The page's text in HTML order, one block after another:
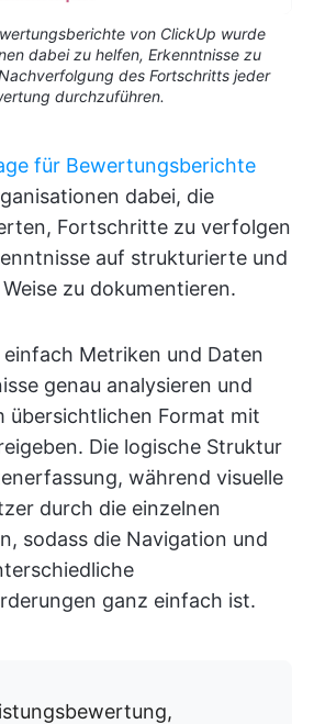
von ClickUp wurde
dabei zu helfen, Erkenntnisse zu
des Fortschritts jeder
durchzuführen.
für Bewertungsberichte
dabei, die
Fortschritte zu verfolgen
auf strukturierte und
zu dokumentieren.
Metriken und Daten
genau analysieren und
übersichtlichen Format mit
Die logische Struktur
während visuelle
durch die einzelnen
sodass die Navigation und
ganz einfach ist.